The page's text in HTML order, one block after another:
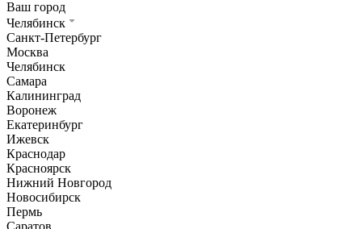
Ваш город
Челябинск
Санкт-Петербург
Москва
Челябинск
Самара
Калининград
Воронеж
Екатеринбург
Ижевск
Краснодар
Красноярск
Нижний Новгород
Новосибирск
Пермь
Саратов